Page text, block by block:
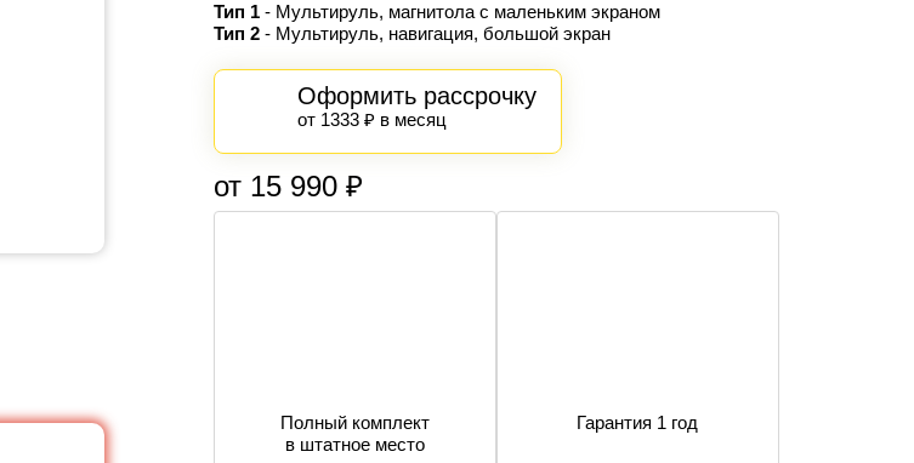
Тип 1 - Мультируль, магнитола с маленьким экраном
Тип 2 - Мультируль, навигация, большой экран
Оформить рассрочку
от 1333 ₽ в месяц
от 15 990 ₽
Полный комплект
в штатное место
Гарантия 1 год